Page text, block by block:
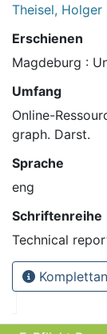
Theisel, Holger
Erschienen
Magdeburg :
Umfang
Online-
graph. Darst.
Sprache
eng
Schriftenreihe
Technical